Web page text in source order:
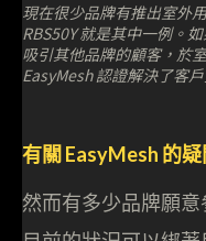
現在很少品牌有推出室外
RBS50Y 就是其中一例。
吸引其他品牌的顧客，於
EasyMesh 認證解決了客
有關 EasyMesh 的疑
然而有多少品牌願